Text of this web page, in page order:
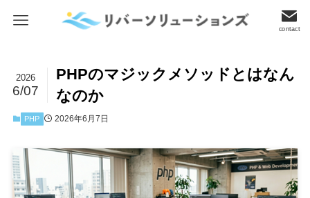
contact
PHPのマジックメソッドとはなん
なのか
2026
6/07
PHP 2026年6月7日